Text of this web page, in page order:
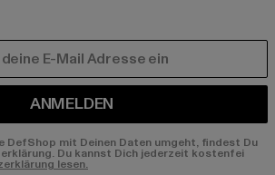
ANMELDEN
DefShop mit Deinen Daten umgeht, findest Du
Du kannst Dich jederzeit kostenfei
lesen.